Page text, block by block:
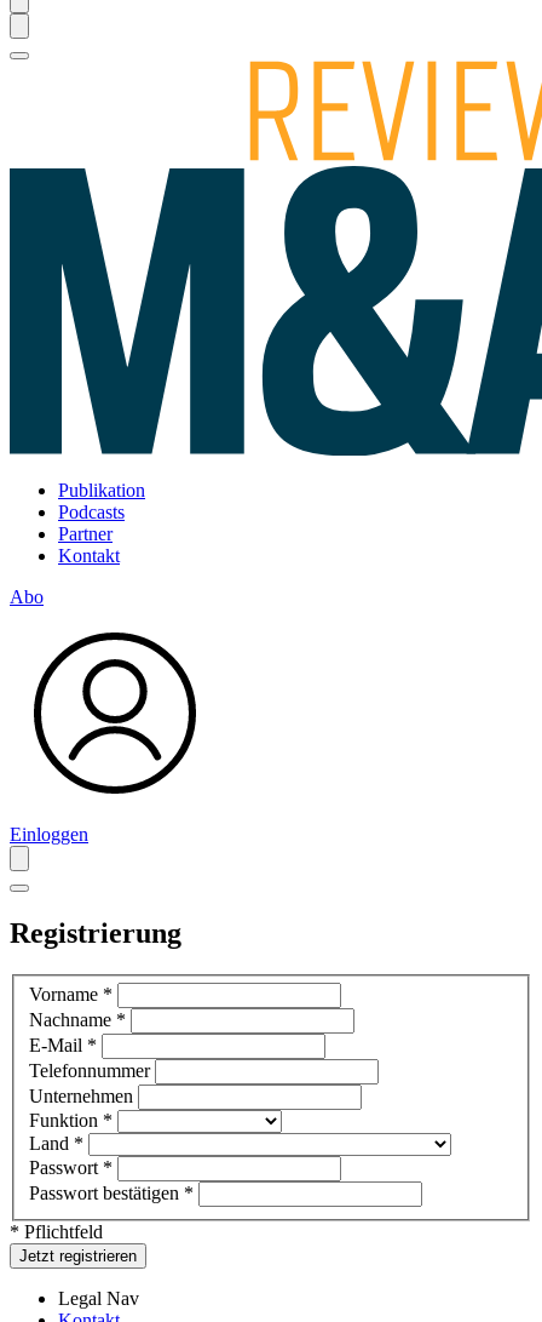
Publikation
Podcasts
Partner
Kontakt
Abo
Einloggen
Registrierung
Vorname *
Nachname *
E-Mail *
Telefonnummer
Unternehmen
Funktion *
Land *
Passwort *
Passwort bestätigen *
* Pflichtfeld
Jetzt registrieren
Legal Nav